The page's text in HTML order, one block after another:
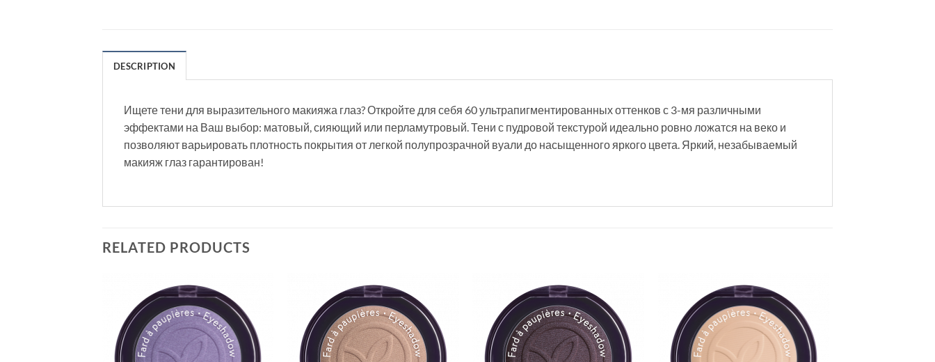
DESCRIPTION
Ищете тени для выразительного макияжа глаз? Откройте для себя 60 ультрапигментированных оттенков с 3-мя различными
эффектами на Ваш выбор: матовый, сияющий или перламутровый. Тени с пудровой текстурой идеально ровно ложатся на веко и
позволяют варьировать плотность покрытия от легкой полупрозрачной вуали до насыщенного яркого цвета. Яркий, незабываемый
макияж глаз гарантирован!
RELATED PRODUCTS